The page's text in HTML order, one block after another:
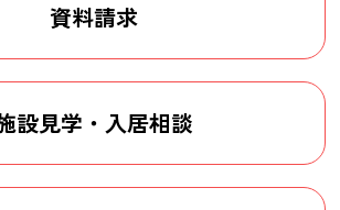
資料請求
設見学・入居相談